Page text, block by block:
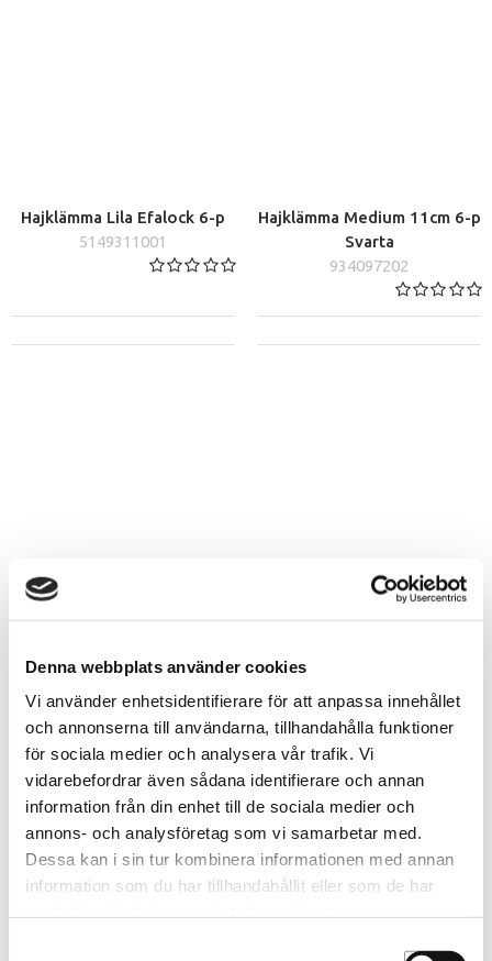
Denna webbplats använder cookies
Vi använder enhetsidentifierare för att anpassa innehållet
och annonserna till användarna, tillhandahålla funktioner
för sociala medier och analysera vår trafik. Vi
vidarebefordrar även sådana identifierare och annan
information från din enhet till de sociala medier och
annons- och analysföretag som vi samarbetar med.
Dessa kan i sin tur kombinera informationen med annan
information som du har tillhandahållit eller som de har
Hajklämma Lila Efalock 6-p
5149311001
Hajklämma Medium 11cm 6-p
Svarta
934097202
Hajklämma Rosa Efalock 6-p
Hajklämma Röd Efalock 6-p